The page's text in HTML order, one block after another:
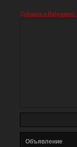
Добавьте в Избранное!
Объявление